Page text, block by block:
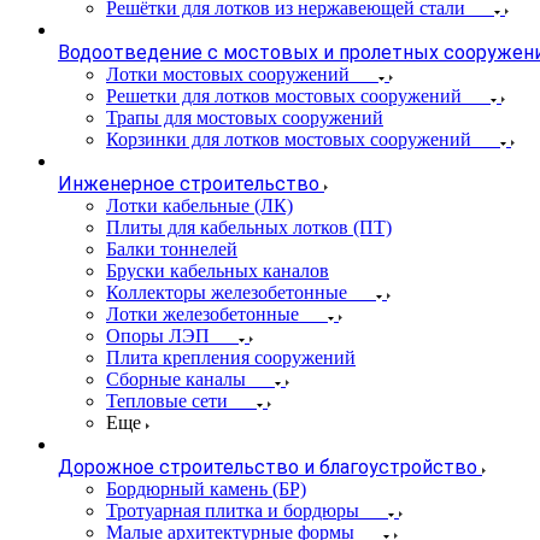
Решётки для лотков из нержавеющей стали
Водоотведение с мостовых и пролетных
Лотки мостовых сооружений
Решетки для лотков мостовых сооружений
Трапы для мостовых сооружений
Корзинки для лотков мостовых сооружений
Инженерное строительство
Лотки кабельные (ЛК)
Плиты для кабельных лотков (ПТ)
Балки тоннелей
Бруски кабельных каналов
Коллекторы железобетонные
Лотки железобетонные
Опоры ЛЭП
Плита крепления сооружений
Сборные каналы
Тепловые сети
Еще
Дорожное строительство и благоустройство
Бордюрный камень (БР)
Тротуарная плитка и бордюры
Малые архитектурные формы